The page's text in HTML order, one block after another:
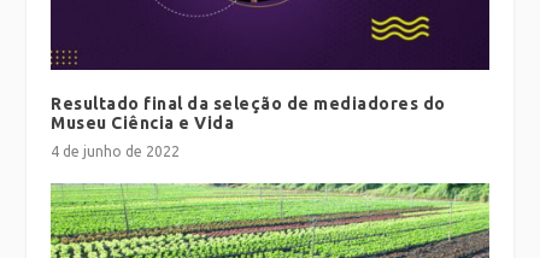
Resultado final da seleção de mediadores do
Museu Ciência e Vida
4 de junho de 2022